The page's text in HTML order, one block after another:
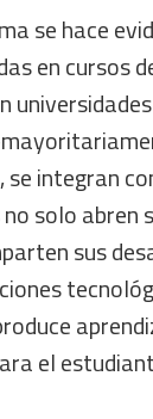
se hace
en cursos
integran
solo abren
sus
el